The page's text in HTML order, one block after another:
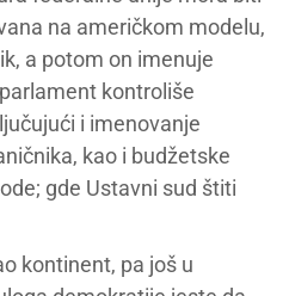
na američkom modelu,
a potom on imenuje
kontroliše
i imenovanje
kao i budžetske
gde Ustavni sud štiti
kontinent, pa još u